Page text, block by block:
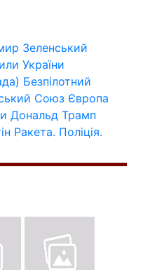
Зеленський
України
Безпілотний
Союз Європа
Дональд Трамп
Ракета. Поліція.